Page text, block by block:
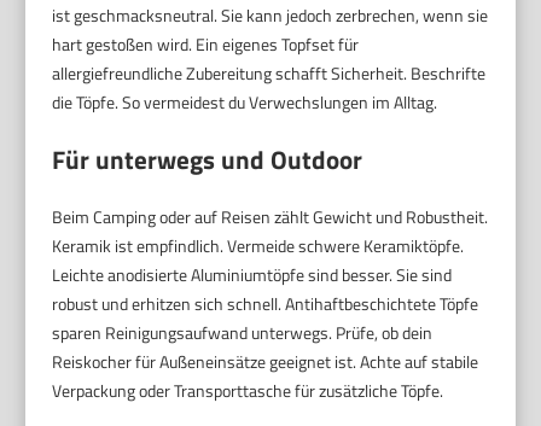
ist geschmacksneutral. Sie kann jedoch zerbrechen, wenn sie
hart gestoßen wird. Ein eigenes Topfset für
allergiefreundliche Zubereitung schafft Sicherheit. Beschrifte
die Töpfe. So vermeidest du Verwechslungen im Alltag.
Für unterwegs und Outdoor
Beim Camping oder auf Reisen zählt Gewicht und Robustheit.
Keramik ist empfindlich. Vermeide schwere Keramiktöpfe.
Leichte anodisierte Aluminiumtöpfe sind besser. Sie sind
robust und erhitzen sich schnell. Antihaftbeschichtete Töpfe
sparen Reinigungsaufwand unterwegs. Prüfe, ob dein
Reiskocher für Außeneinsätze geeignet ist. Achte auf stabile
Verpackung oder Transporttasche für zusätzliche Töpfe.